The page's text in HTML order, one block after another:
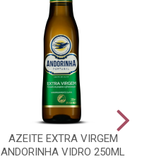
AZEITE EXTRA VIRGEM
ANDORINHA VIDRO 250ML